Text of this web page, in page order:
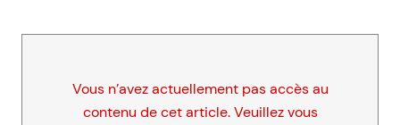
Vous n’avez actuellement pas accès au
contenu de cet article. Veuillez vous